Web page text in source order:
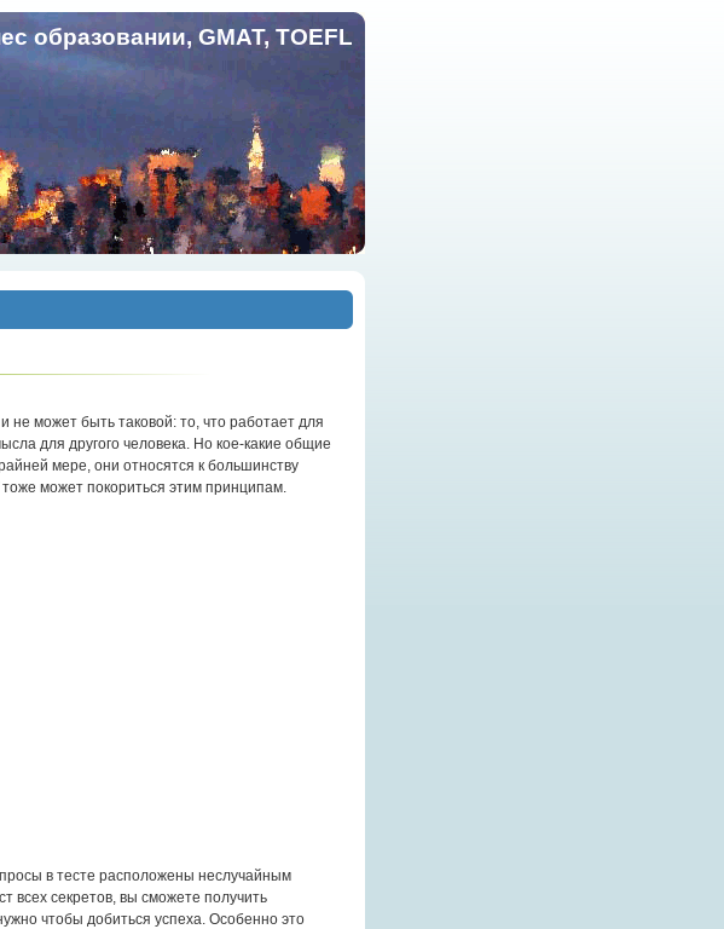
образовании, GMAT, TOEFL
не может быть таковой: то, что работает для
для другого человека. Но кое-какие общие
мере, они относятся к большинству
тоже может покориться этим принципам.
в тесте расположены неслучайным
всех секретов, вы сможете получить
чтобы добиться успеха. Особенно это